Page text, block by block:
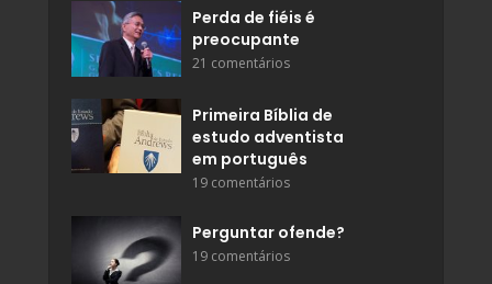
Perda de fiéis é
preocupante
21 comentários
Primeira Bíblia de
estudo adventista
em português
19 comentários
Perguntar ofende?
19 comentários